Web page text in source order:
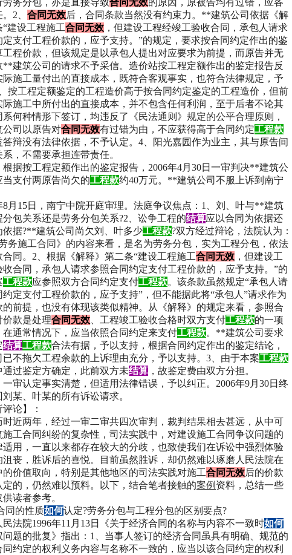
2 合同无效后，合同条款当然没有约束力。 **建筑公司依据《解
“建设工程施工合同无效 ，但建设工程经竣工验收合同，承包人请求
支付工程价款的，应予支持。 ”的规定，要求按合同约定作出的鉴
工程价款，但该规定是以承包人提出对应要求为前提，而原告并无
**建筑公司的请求不予采信。造价站按工程定额作出的鉴定报告反
际施工量付出的直接成本，既符合客观事实，也符合法律规定，予
、按工程定额鉴定的工程造价高于按合同约定鉴定的工程造价，但前
际施工中所付出的直接成本，并不包含任何利润，至于后者不论其
何种情形下签订，均违反了《民法通则》规定的公平合理原则，
公司以原告对合同无效有过错为由，不应获得高于合同约定工程款
辩没有法律依据，不予认定。 4 、阳光嘉园作为业主，其与原告间
，不需要承担连带责任。
按工程定额作出的鉴定报告， 2006年4月 30日一审判决**建筑公
当支付两原告尚欠的工程款约40万元。 **建筑公司不服上诉到南宁
8月 15日，南宁中院开庭审理。法庭争议焦点： 1 、刘、叶与**建筑
分包关系还是劳务分包关系?2 、讼争工程的结算应以合同为依据还
依据?**建筑公司尚欠刘、叶多少工程款?双方经过辩论，法院认为：
劳务施工合同》的内容来看，是名为劳务分包，实为工程分包，依法
同。 2 、根据《解释》第二条“建设工程施工合同无效 ，但建设工
合同，承包人请求参照合同约定支付工程价款的，应予支持。 ”的
工程款应参照双方合同约定支付工程款。该条款虽然规定“承包人请
约定支付工程价款的，应予支持” ，但不能据此将“承包人 ”请求作为
的前提，也没有体现该类似精神。从《解释》的规定来看，参照合
价款是处理合同无效 、工程竣工验收合格时双方支付工程款的一项
在通常情况下，应当依照合同约定来支付工程款。 **建筑公司要求
结算工程款合法有据，予以支持，根据合同约定作出的鉴定结论，
不拖欠工程余款的上诉理由充分，予以支持。 3 、由于本案工程款
通过鉴定方确定，此前双方未结算 ，故鉴定费由双方分担。
认定事实清楚，但适用法律错误，予以纠正。 2006年9月 30日终
某、叶某的所有诉讼请求。
论】：
两年，经过一审二审共四次审判，裁判结果相去甚远，从中可
施工合同纠纷的复杂性，司法实践中，对建设施工合同争议问题的
适用，一直以来都存在较大的分歧，也致使我们在诉讼中强烈体验
沮丧，胜诉后的喜悦。目前虽然胜诉，却仍然难以琢磨人民法院在
的价值取向，特别是其他地区的司法实践对施工合同无效后的价款
定的，仍然难以预料。以下，结合笔者接触的案例 资料，总结一些
读者参考。
同的性质如何认定?劳务分包与工程分包的区别要点?
法院1996年11 月 13日《关于经济合同的名称与内容不一致时如何
题的批复》指出： 1
、当事人签订的经济合同虽具有明确、规范的
同约定的权利义务内容与名称不一致的，应当以该合同约定的权利